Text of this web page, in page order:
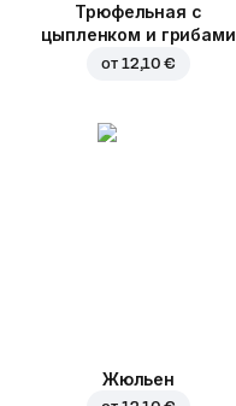
Трюфельная с
цыпленком и грибами
от 12,10 €
Жюльен